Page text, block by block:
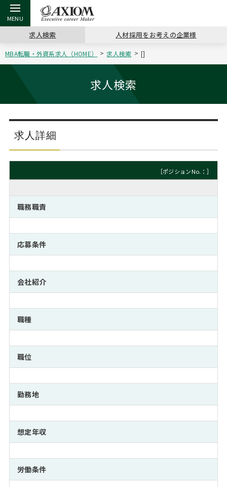
戻る
アクシアムの特長
コンサ
サービス案内 キャリ
コンサルタントの紹介
戻る
キャリア支援 TOP
キャリアデザイン講座
（最新求人市場動向）
MBAの
おわり
ステージ別アドバイス
MBA留学生数の推移
日本か
インターン受入企業一覧
MBAを生かす求人特集
年齢と年収の相関図
戻る
転職ツール TOP
英文レジュメの書き方 パワー
職務経歴書の書き方
よくある面接Q&A集
外資系／面接攻略のコツ
戻る
転職コラム TOP
“展”職相談室
転職市場の明日をよめ
転職成功への4つの鍵
キャリアに効く一冊
注目企業インタビュー
戻る
イベント・セミナー TOP
ジョブフェア
キャリアデザインセミナー
キャリアフォーラム
プロ経営者の特別セミナー
Career Talk Live
MBA NETWORKING
戻る
会社概要 TOP
沿革
主なクライアント
採用情報
パブリシティ
ニュースリリース
求人検索 人材採用をお考えの企業様
MBA転職・外資系求人（HOME） 求人検索 []
求人検索
求人詳細
［ポジションNo.：］
職務職責
応募条件
会社紹介
職種
職位
勤務地
想定年収
労働条件